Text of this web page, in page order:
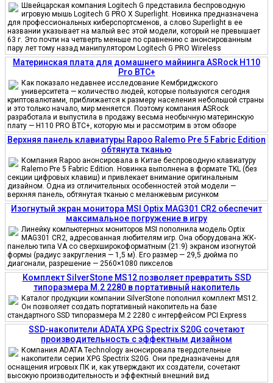
Швейцарская компания Logitech G представила беспроводную
игровую мышь Logitech G PRO X Superlight. Новинка предназначена
для профессиональных киберспортсменов, а слово Superlight в ее
названии указывает на малый вес этой модели, который не превышает
63 г. Это почти на четверть меньше по сравнению с анонсированным
пару лет тому назад манипулятором Logitech G PRO Wireless
Материнская плата для домашнего майнинга ASRock H110
Pro BTC+
Как показало недавнее исследование Кембриджского
университета — количество людей, которые пользуются сегодня
криптовалютами, приближается к размеру населения небольшой страны
и это только начало, мир меняется. Поэтому компания ASRock
разработала и выпустила в продажу весьма необычную материнскую
плату — H110 PRO BTC+, которую мы и рассмотрим в этом обзоре
Верхняя панель клавиатуры Rapoo Ralemo Pre 5 Fabric Edition
обтянута тканью
Компания Rapoo анонсировала в Китае беспроводную клавиатуру
Ralemo Pre 5 Fabric Edition. Новинка выполнена в формате TKL (без
секции цифровых клавиш) и привлекает внимание оригинальным
дизайном. Одна из отличительных особенностей этой модели —
верхняя панель, обтянутая тканью с меланжевым рисунком
Изогнутый экран монитора MSI Optix MAG301 CR2 обеспечит
максимальное погружение в игру
Линейку компьютерных мониторов MSI пополнила модель Optix
MAG301 CR2, адресованная любителям игр. Она оборудована ЖК-
панелью типа VA со сверхширокоформатным (21:9) экраном изогнутой
формы (радиус закругления — 1,5 м). Его размер — 29,5 дюйма по
диагонали, разрешение — 2560×1080 пикселов
Комплект SilverStone MS12 позволяет превратить SSD
типоразмера M.2 2280 в портативный накопитель
Каталог продукции компании SilverStone пополнил комплект MS12.
Он позволяет создать портативный накопитель на базе
стандартного SSD типоразмера M.2 2280 с интерфейсом PCI Express
SSD-накопители ADATA XPG Spectrix S20G сочетают
производительность с эффектным дизайном
Компания ADATA Technology анонсировала твердотельные
накопители серии XPG Spectrix S20G. Они предназначены для
оснащения игровых ПК и, как утверждают их создатели, сочетают
высокую производительность и эффектный внешний вид